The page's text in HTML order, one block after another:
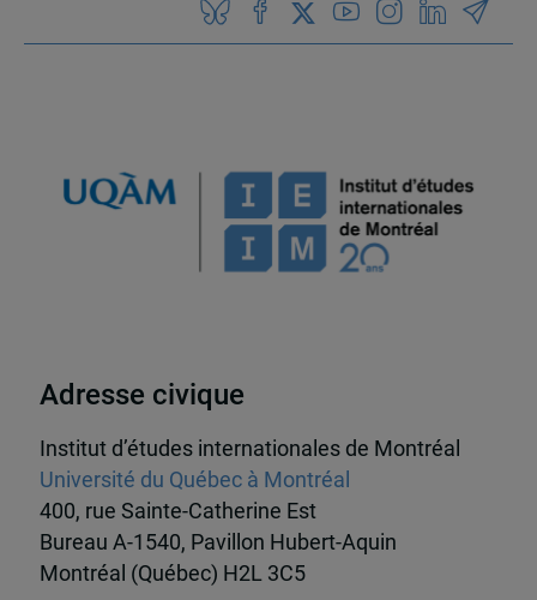
Adresse civique
Institut d’études internationales de Montréal
Université du Québec à Montréal
400, rue Sainte-Catherine Est
Bureau A-1540, Pavillon Hubert-Aquin
Montréal (Québec) H2L 3C5